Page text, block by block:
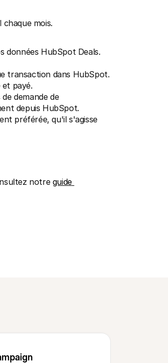
mois.
données HubSpot Deals.
transaction dans HubSpot.
payé.
demande de
depuis HubSpot.
préférée, qu'il s'agisse
notre guide